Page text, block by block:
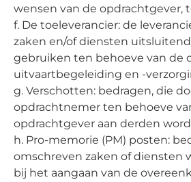
wensen van de opdrachtgever,
f. De toeleverancier: de
zaken en/of diensten
gebruiken ten behoeve van de
uitvaartbegeleiding en -
g. Verschotten: bedragen, die
opdrachtnemer ten behoeve
opdrachtgever aan derden
h. Pro-memorie (PM) posten:
omschreven zaken of diensten
bij het aangaan van de